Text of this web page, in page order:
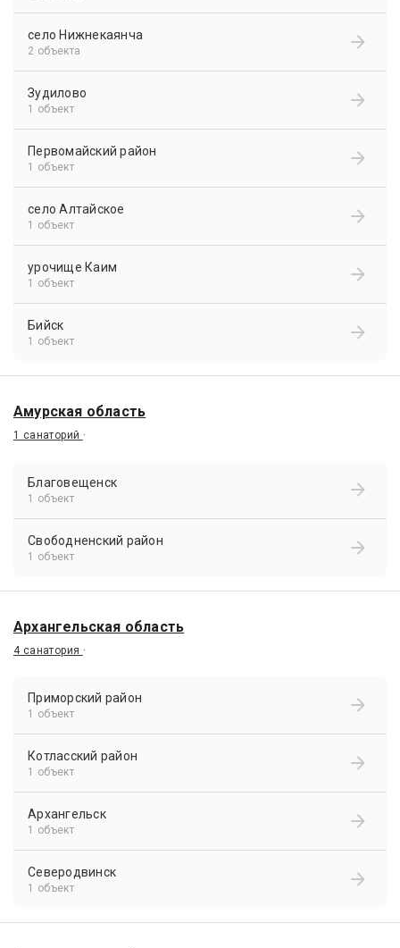
село Нижнекаянча
2 объекта
Зудилово
1 объект
Первомайский район
1 объект
село Алтайское
1 объект
урочище Каим
1 объект
Бийск
1 объект
Амурская область
1 санаторий ·
Благовещенск
1 объект
Свободненский район
1 объект
Архангельская область
4 санатория ·
Приморский район
1 объект
Котласский район
1 объект
Архангельск
1 объект
Северодвинск
1 объект